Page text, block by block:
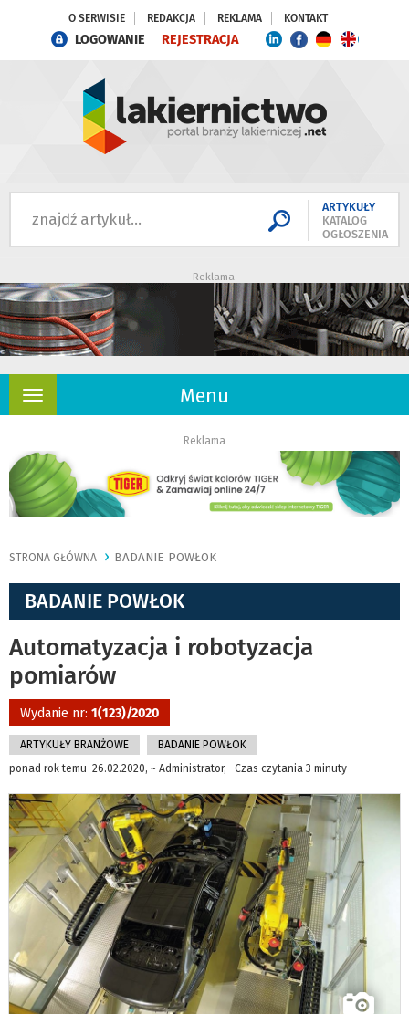
O SERWISIE REDAKCJA REKLAMA KONTAKT
LOGOWANIE REJESTRACJA
ARTYKUŁY
KATALOG
OGŁOSZENIA
Reklama
Menu
Rozwiń
Reklama
STRONA GŁÓWNA BADANIE POWŁOK
BADANIE POWŁOK
Automatyzacja i robotyzacja
pomiarów
Wydanie nr: 1(123)/2020
ARTYKUŁY BRANŻOWE
BADANIE POWŁOK
ponad rok temu 26.02.2020, ~ Administrator, Czas czytania 3 minuty